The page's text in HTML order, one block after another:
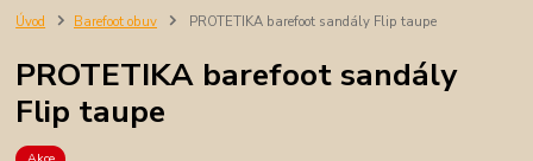
Úvod Barefoot obuv PROTETIKA barefoot sandály Flip taupe
PROTETIKA barefoot sandály
Flip taupe